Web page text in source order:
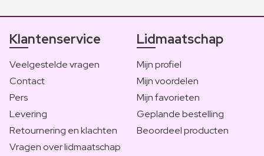
Klantenservice
Veelgestelde vragen
Contact
Pers
Levering
Retournering en klachten
Vragen over lidmaatschap
Lidmaatschap
Mijn profiel
Mijn voordelen
Mijn favorieten
Geplande bestelling
Beoordeel producten